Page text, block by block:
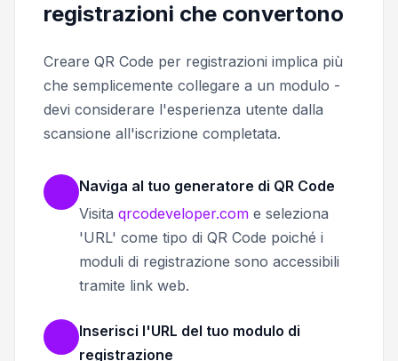
registrazioni che convertono
Creare QR Code per registrazioni implica più
che semplicemente collegare a un modulo -
devi considerare l'esperienza utente dalla
scansione all'iscrizione completata.
Naviga al tuo generatore di QR Code
Visita qrcodeveloper.com e seleziona
'URL' come tipo di QR Code poiché i
moduli di registrazione sono accessibili
tramite link web.
Inserisci l'URL del tuo modulo di
registrazione